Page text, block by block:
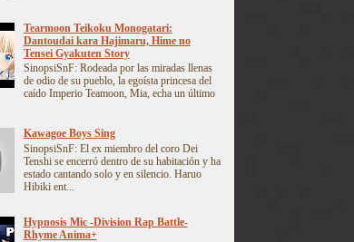
Tearmoon Teikoku Monogatari:
Dantoudai kara Hajimaru, Hime no
Tensei Gyakuten Story
SinopsiSnF: Rodeada por las miradas llenas
de odio de su pueblo, la egoísta princesa del
caído Imperio Teamoon, Mia, echa un último
Kawagoe Boys Sing
SinopsiSnF: El ex miembro del coro Dei
Tenshi se encerró dentro de su habitación y ha
estado cantando solo y en silencio. Haruo
Hibiki ent...
Hypnosis Mic -Division Rap Battle-
Rhyme Anima+